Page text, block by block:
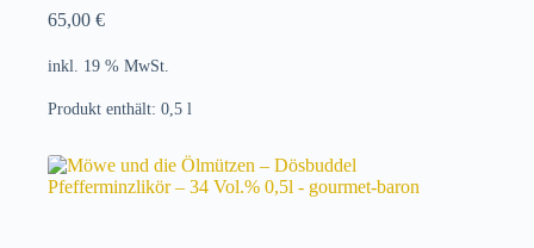
65,00 €
inkl. 19 % MwSt.
Produkt enthält: 0,5 l